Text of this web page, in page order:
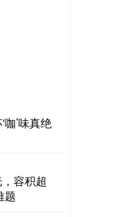
’味真绝
容积超
题